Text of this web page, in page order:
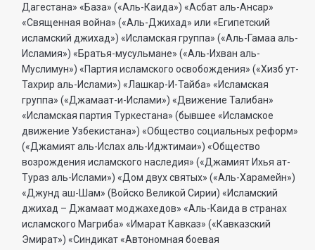
Дагестана» «База» («Аль-Каида») «Асбат аль-Ансар»
«Священная война» («Аль-Джихад» или «Египетский
исламский джихад») «Исламская группа» («Аль-Гамаа аль-
Исламия») «Братья-мусульмане» («Аль-Ихван аль-
Муслимун») «Партия исламского освобождения» («Хизб ут-
Тахрир аль-Ислами») «Лашкар-И-Тайба» «Исламская
группа» («Джамаат-и-Ислами») «Движение Талибан»
«Исламская партия Туркестана» (бывшее «Исламское
движение Узбекистана») «Общество социальных реформ»
(«Джамият аль-Ислах аль-Иджтимаи») «Общество
возрождения исламского наследия» («Джамият Ихья ат-
Тураз аль-Ислами») «Дом двух святых» («Аль-Харамейн»)
«Джунд аш-Шам» (Войско Великой Сирии) «Исламский
джихад – Джамаат моджахедов» «Аль-Каида в странах
исламского Магриба» «Имарат Кавказ» («Кавказский
Эмират») «Синдикат «Автономная боевая